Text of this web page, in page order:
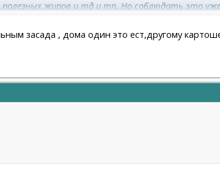
полезных жиров и тд и тп. Но соблюдать это
засада , дома один это ест,другому